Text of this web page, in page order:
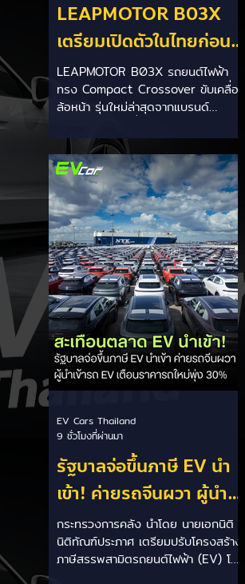
LEAPMOTOR B03X
เตรียมเปิดตัวในไทยก่อน
Motor Expo 2026! ครอ
สโอเวอร์ไฟฟ้าขนาด
กะทัดรัด ลุ้นสเปคและรา
คาเร็วๆ นี้
LEAPMOTOR B03X รถยนต์ไฟฟ้า
ทรง Compact Crossover ขับเคลื่อน
ล้อหน้า รุ่นใหม่ล่าสุดจากแบรนด์
ประเทศไทยก่อนช่วงงาน MOTOR
EXPO 2026 โดย B03X ถือเป็นรถ
EV ไซส์กะทัดรัดที่ชูจุดเด่นเรื่องพื้นที่
ใช้สอยภายในห้องโดยสาร และการ
รองรับเทคโนโลยีชาร์จเร็ว DC Fast
Charge รายละเอียดจากรายงาน (อ้า
งอิงสเปคยุโรป): มิติตัวถังและพื้นที่: ตัว
รถยาว 4,270 มม. กว้าง 1,810 มม.
สูง 1,635 มม. ระยะฐานล้อ 2,605
มม. ความจุสัมภาระท้าย 510 ลิตร (พับ
เบาะเพิ่มเป็น 1,605 ลิตร)...
รัฐบาลจ่อขึ้นภาษี EV นำ
เข้า! ค่ายรถจีนผวา ผู้นำ
เข้ารถ EV เตือนราคารถ
ใหม่พุ่ง 30%
กระทรวงการคลัง นำโดย นายเอกนิติ
นิติทัณฑ์ประภาศ เตรียมปรับโครงสร้าง
ภาษีสรรพสามิตรถยนต์ไฟฟ้า (EV) โดย
EV Cars Thailand
9 ชั่วโมงที่ผ่านมา